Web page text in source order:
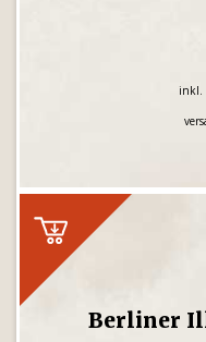
inkl.
Berliner